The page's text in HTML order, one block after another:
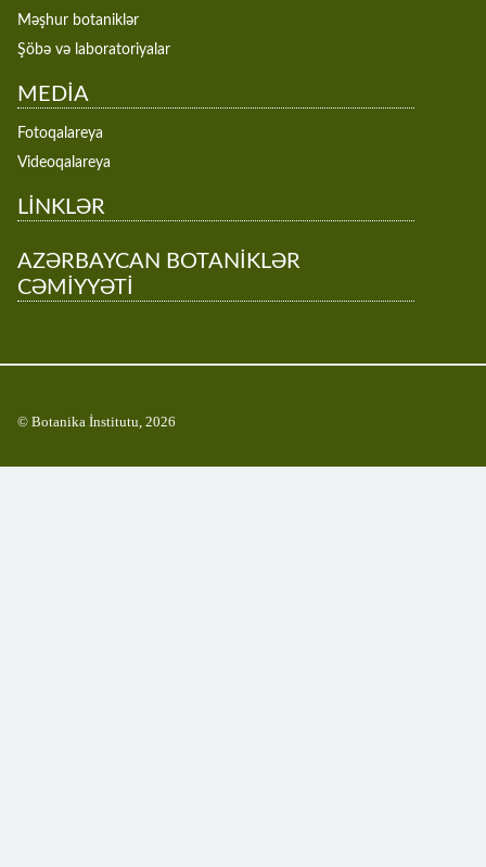
Məşhur botaniklər
Şöbə və laboratoriyalar
MEDİA
Fotoqalareya
Videoqalareya
LİNKLƏR
AZƏRBAYCAN BOTANİKLƏR
CƏMİYYƏTİ
© Botanika İnstitutu, 2026